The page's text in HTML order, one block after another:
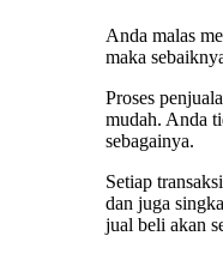
Anda malas
maka
Proses
mudah. Anda
sebagainya.
Setiap
dan juga
jual beli akan